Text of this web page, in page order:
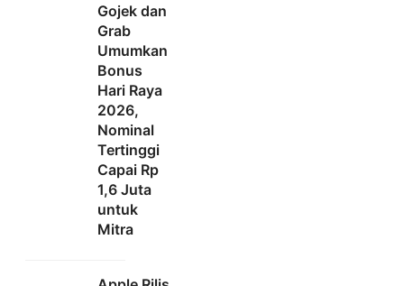
Gojek dan
Grab
Umumkan
Bonus
Hari Raya
2026,
Nominal
Tertinggi
Capai Rp
1,6 Juta
untuk
Mitra